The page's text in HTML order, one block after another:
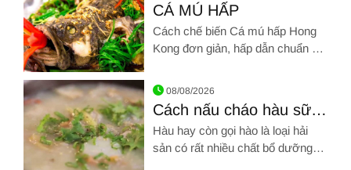
Hình ảnh về CÁ MÚ HẤP
CÁ MÚ HẤP
Cách chế biến Cá mú hấp Hong
Kong đơn giản, hấp dẫn chuẩn vị
08/08/2026
Cách nấu cháo hàu sữa
và cháo hàu hạt sen
Hàu hay còn gọi hào là loại hải
sản có rất nhiều chất bổ dưỡng.